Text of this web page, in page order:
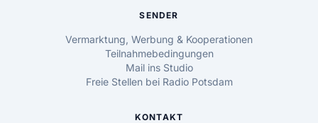
SENDER
Vermarktung, Werbung & Kooperationen
Teilnahmebedingungen
Mail ins Studio
Freie Stellen bei Radio Potsdam
KONTAKT